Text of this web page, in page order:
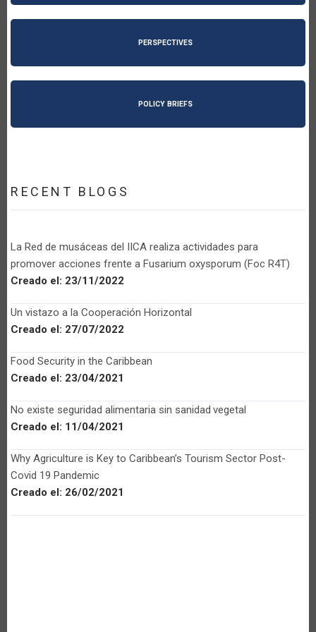
PERSPECTIVES
POLICY BRIEFS
RECENT BLOGS
La Red de musáceas del IICA realiza actividades para
promover acciones frente a Fusarium oxysporum (Foc R4T)
Creado el: 23/11/2022
Un vistazo a la Cooperación Horizontal
Creado el: 27/07/2022
Food Security in the Caribbean
Creado el: 23/04/2021
No existe seguridad alimentaria sin sanidad vegetal
Creado el: 11/04/2021
Why Agriculture is Key to Caribbean’s Tourism Sector Post-
Covid 19 Pandemic
Creado el: 26/02/2021